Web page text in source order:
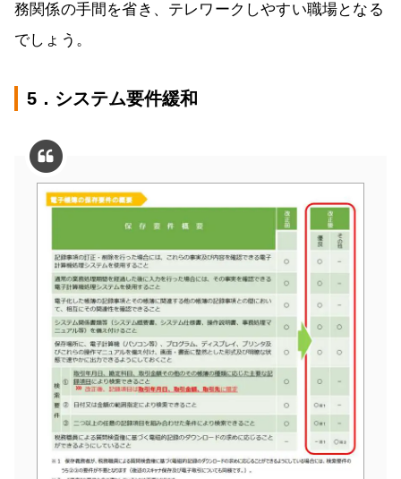
務関係の手間を省き、テレワークしやすい職場となる
でしょう。
5．システム要件緩和